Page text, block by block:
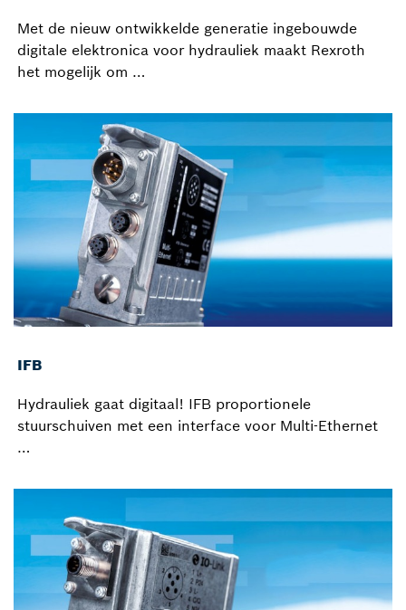
Met de nieuw ontwikkelde generatie ingebouwde
digitale elektronica voor hydrauliek maakt Rexroth
het mogelijk om …
IFB
Hydrauliek gaat digitaal! IFB proportionele
stuurschuiven met een interface voor Multi-Ethernet
…